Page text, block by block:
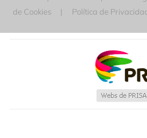
de Cookies
Política de